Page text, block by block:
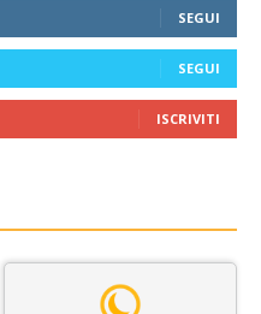
SEGUI
SEGUI
ISCRIVITI